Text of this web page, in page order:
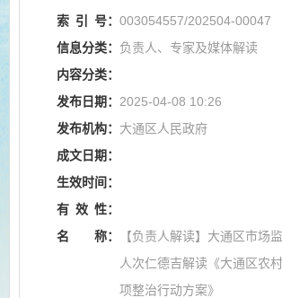
索 引 号： 003054557/202504-00047
信息分类： 负责人、专家及媒体解读
内容分类：
发布日期： 2025-04-08 10:26
发布机构： 大通区人民政府
成文日期：
生效时间：
有 效 性：
名
称：
【负责人解读】大通区市场
人次仁德吉解读《大通区农
项整治行动方案》